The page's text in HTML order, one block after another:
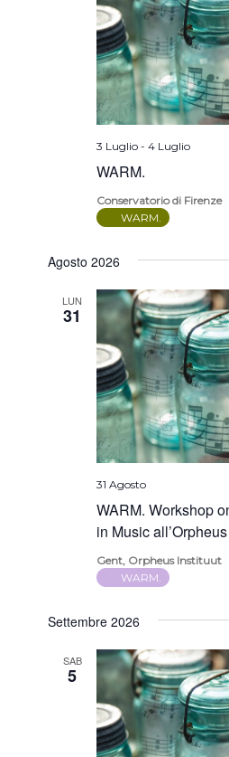
WARM.
3 Luglio -4 Luglio
Conservatorio di Firenze
WARM.
Agosto 2026
LUN
31
WARM. Workshop
in Music
31 Agosto
Gent, Orpheus Instituut
WARM.
Settembre 2026
SAB
5